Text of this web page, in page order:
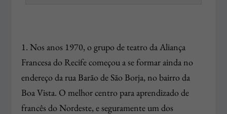
1. Nos anos 1970, o grupo de teatro da Aliança
Francesa do Recife começou a se formar ainda no
endereço da rua Barão de São Borja, no bairro da
Boa Vista. O melhor centro para aprendizado de
francês do Nordeste, e seguramente um dos